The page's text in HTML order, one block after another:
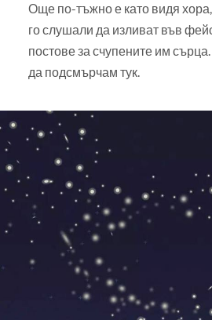
Още по-тъжно е като видя хора,
го слушали да изливат във
постове за счупените им
да подсмърчам тук.